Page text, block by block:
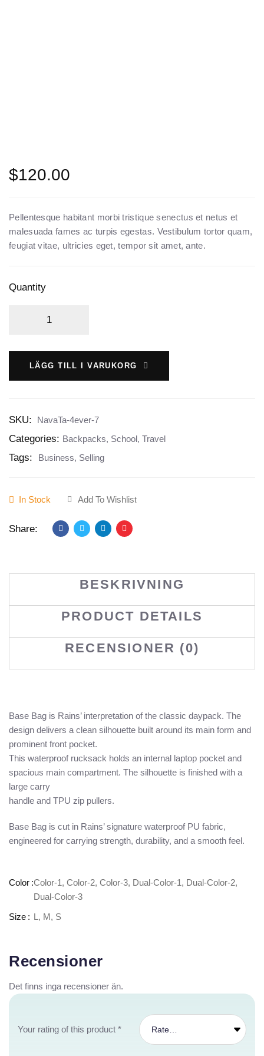
$120.00
Pellentesque habitant morbi tristique senectus et netus et
malesuada fames ac turpis egestas. Vestibulum tortor quam,
feugiat vitae, ultricies eget, tempor sit amet, ante.
Quantity
LÄGG TILL I VARUKORG
SKU: NavaTa-4ever-7
Categories: Backpacks, School, Travel
Tags: Business, Selling
In Stock Add To Wishlist
Share:
BESKRIVNING
PRODUCT DETAILS
RECENSIONER (0)
Base Bag is Rains’ interpretation of the classic daypack. The
design delivers a clean silhouette built around its main form and
prominent front pocket.
This waterproof rucksack holds an internal laptop pocket and
spacious main compartment. The silhouette is finished with a
large carry
handle and TPU zip pullers.
Base Bag is cut in Rains’ signature waterproof PU fabric,
engineered for carrying strength, durability, and a smooth feel.
Color Color-1, Color-2, Color-3, Dual-Color-1, Dual-Color-2,
Dual-Color-3
Size
L, M, S
Recensioner
Det finns inga recensioner än.
Your rating of this product *